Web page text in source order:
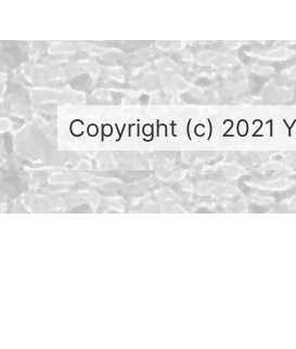
Copyright (c) 2021